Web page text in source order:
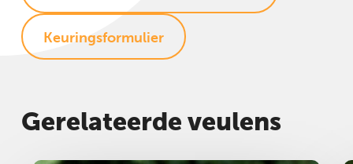
Keuringsformulier
Gerelateerde veulens